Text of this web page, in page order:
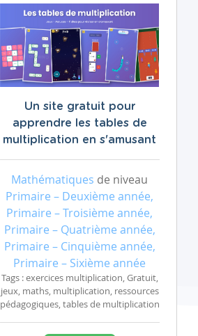
Un site gratuit pour
apprendre les tables de
multiplication en s'amusant
Mathématiques de niveau
Primaire – Deuxième année,
Primaire – Troisième année,
Primaire – Quatrième année,
Primaire – Cinquième année,
Primaire – Sixième année
Tags : exercices multiplication, Gratuit,
jeux, maths, multiplication, ressources
pédagogiques, tables de multiplication